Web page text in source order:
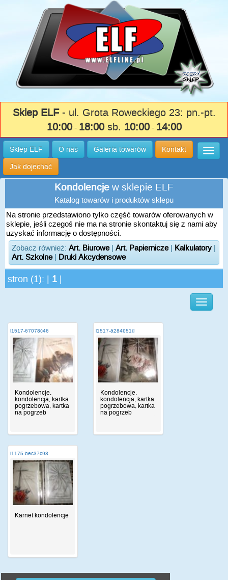
Sklep ELF- ul. Grota Roweckiego 23: pn.-pt.
10:00- 18:00sb. 10:00- 14:00
Sklep ELF O nas Galeria towarów Kontakt
Jak dojechać
Kondolencje w sklepie ELF
Katalog towarów i produktów sklepu
Na stronie przedstawiono tylko część towarów oferowanych w
sklepie, jeśli czegoś nie ma na stronie skontaktuj się z nami aby
uzyskać informację o dostępności.
Zobacz również: Art. Biurowe| Art. Papiernicze| Kalkulatory |
Art. Szkolne| Druki Akcydensowe
stron (1): | 1
i1517-67078c46
Kondolencje,
kondolencja, kartka
pogrzebowa, kartka
na pogrzeb
i1517-a284b51d
Kondolencje,
kondolencja, kartka
pogrzebowa, kartka
na pogrzeb
i1175-bec37c93
Karnet kondolencje